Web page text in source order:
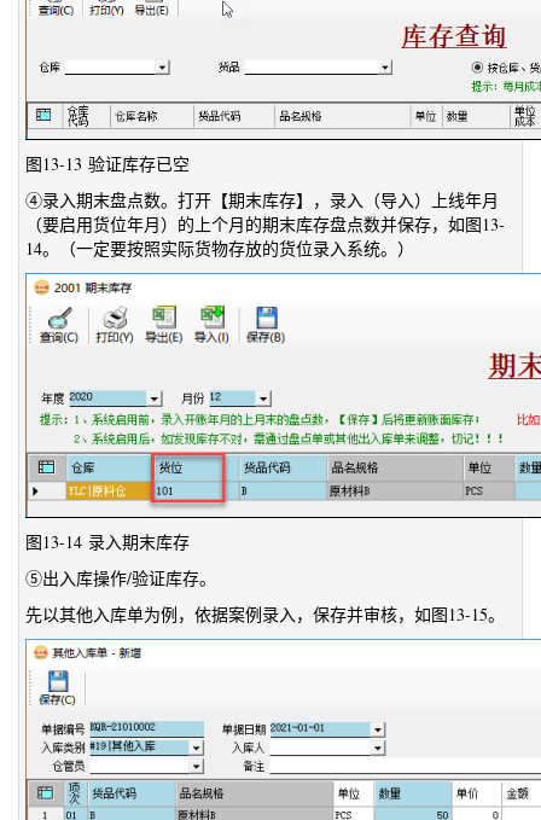
图13-13 验证库存已空
④录入期末盘点数。打开【期末库存】，录入（导入）上线年月
（要启用货位年月）的上个月的期末库存盘点数并保存，如图13-
14。（一定要按照实际货物存放的货位录入系统。）
图13-14 录入期末库存
⑤出入库操作/验证库存。
先以其他入库单为例，依据案例录入，保存并审核，如图13-15。